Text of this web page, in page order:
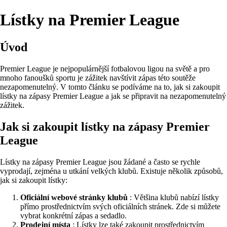
Lístky na Premier League
Úvod
Premier League je nejpopulárnější fotbalovou ligou na světě a pro
mnoho fanoušků sportu je zážitek navštívit zápas této soutěže
nezapomenutelný. V tomto článku se podíváme na to, jak si zakoupit
lístky na zápasy Premier League a jak se připravit na nezapomenutelný
zážitek.
Jak si zakoupit lístky na zápasy Premier
League
Lístky na zápasy Premier League jsou žádané a často se rychle
vyprodají, zejména u utkání velkých klubů. Existuje několik způsobů,
jak si zakoupit lístky:
Oficiální webové stránky klubů : Většina klubů nabízí lístky
přímo prostřednictvím svých oficiálních stránek. Zde si můžete
vybrat konkrétní zápas a sedadlo.
Prodejní místa : Lístky lze také zakoupit prostřednictvím